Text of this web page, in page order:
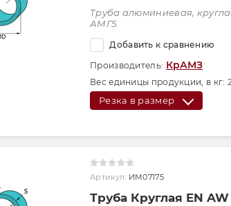
Труба алюминиевая,
АМГ5.
Добавить к сравнению
Производитель: КрАМЗ
Вес единицы продукции, в кг:
Резка в размер
Артикул: ИМ07175
Труба Круглая EN